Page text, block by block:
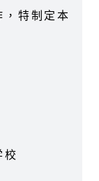
，特制定本
校